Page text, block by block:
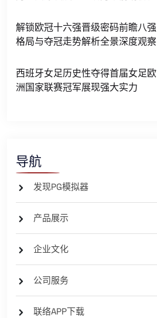
解锁欧冠十六强晋级密码前瞻八强
格局与夺冠走势解析全景深度观察
西班牙女足历史性夺得首届女足欧
洲国家联赛冠军展现强大实力
导航
发现PG模拟器
产品展示
企业文化
公司服务
联络APP下载